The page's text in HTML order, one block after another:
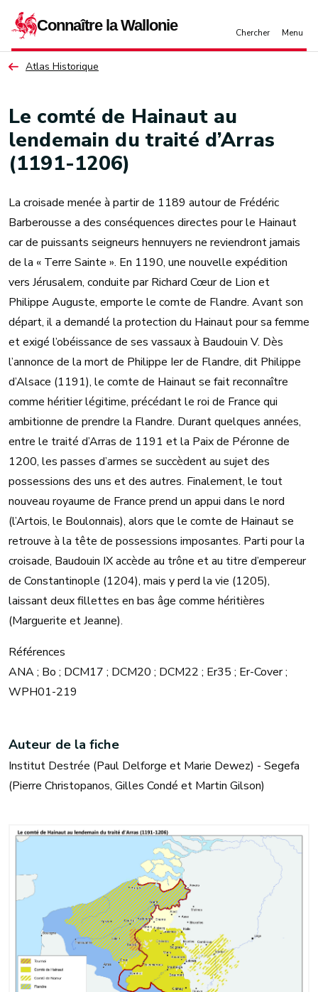
Atlas Historique
Le comté de Hainaut au
lendemain du traité d’Arras
(1191-1206)
La croisade menée à partir de 1189 autour de Frédéric
Barberousse a des conséquences directes pour le Hainaut
car de puissants seigneurs hennuyers ne reviendront jamais
de la « Terre Sainte ». En 1190, une nouvelle expédition
vers Jérusalem, conduite par Richard Cœur de Lion et
Philippe Auguste, emporte le comte de Flandre. Avant son
départ, il a demandé la protection du Hainaut pour sa femme
et exigé l’obéissance de ses vassaux à Baudouin V. Dès
l’annonce de la mort de Philippe Ier de Flandre, dit Philippe
d’Alsace (1191), le comte de Hainaut se fait reconnaître
comme héritier légitime, précédant le roi de France qui
ambitionne de prendre la Flandre. Durant quelques années,
entre le traité d’Arras de 1191 et la Paix de Péronne de
1200, les passes d’armes se succèdent au sujet des
possessions des uns et des autres. Finalement, le tout
nouveau royaume de France prend un appui dans le nord
(l’Artois, le Boulonnais), alors que le comte de Hainaut se
retrouve à la tête de possessions imposantes. Parti pour la
croisade, Baudouin IX accède au trône et au titre d’empereur
de Constantinople (1204), mais y perd la vie (1205),
laissant deux fillettes en bas âge comme héritières
(Marguerite et Jeanne).
Références
ANA ; Bo ; DCM17 ; DCM20 ; DCM22 ; Er35 ; Er-Cover ;
WPH01-219
Auteur de la fiche
Institut Destrée (Paul Delforge et Marie Dewez) - Segefa
(Pierre Christopanos, Gilles Condé et Martin Gilson)